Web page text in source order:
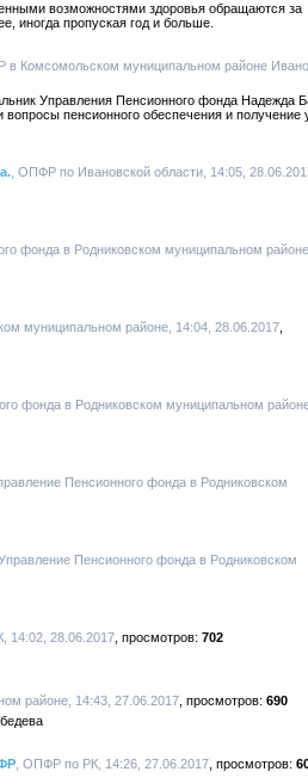
возможностями здоровья обращаются за
иногда пропуская год и больше.
в Комсомольском муниципальном районе
Управления Пенсионного фонда Надежда
пенсионного обеспечения и получение
, ОПФР по Ивановской области, 14:05,
фонда в Родниковском муниципальном
муниципальном районе, 14:04, 28.06.2017
фонда в Родниковском муниципальном
Пенсионного фонда в Родниковском
Управление Пенсионного фонда в Родниковском
14:02, 28.06.2017
702
районе, 14:43, 27.06.2017
690
, ОПФР по РК, 14:26, 27.06.2017